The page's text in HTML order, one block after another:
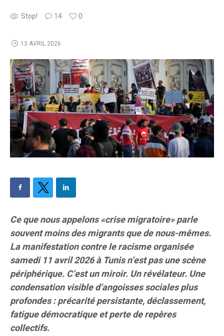
Stop! 14 0
13 AVRIL 2026
Ce que nous appelons «crise migratoire» parle
souvent moins des migrants que de nous-mêmes.
La manifestation contre le racisme organisée
samedi 11 avril 2026 à Tunis n’est pas une scène
périphérique. C’est un miroir. Un révélateur. Une
condensation visible d’angoisses sociales plus
profondes : précarité persistante, déclassement,
fatigue démocratique et perte de repères
collectifs.